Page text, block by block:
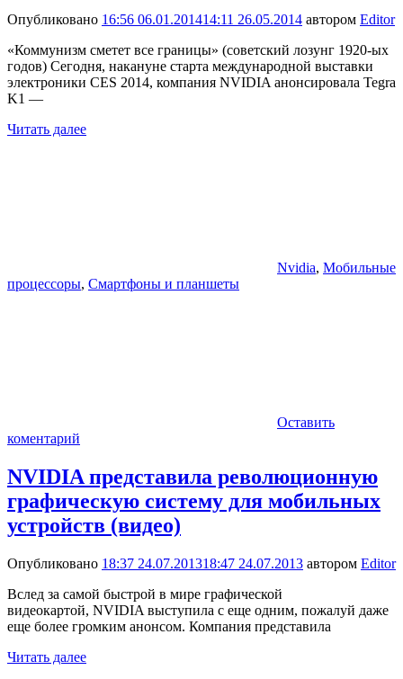
Опубликовано 16:56 06.01.201414:11 26.05.2014 автором Editor
«Коммунизм сметет все границы» (советский лозунг 1920-ых
годов) Сегодня, накануне старта международной выставки
электроники CES 2014, компания NVIDIA анонсировала Tegra
K1 —
Читать далее
Nvidia, Мобильные
процессоры, Смартфоны и планшеты
Оставить
коментарий
NVIDIA представила революционную
графическую систему для мобильных
устройств (видео)
Опубликовано 18:37 24.07.201318:47 24.07.2013 автором Editor
Вслед за самой быстрой в мире графической
видеокартой, NVIDIA выступила с еще одним, пожалуй даже
еще более громким анонсом. Компания представила
Читать далее